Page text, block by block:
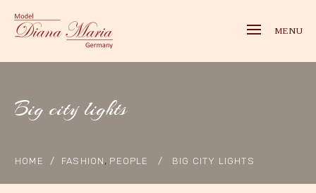
MENU
Big city lights
HOME / FASHION , PEOPLE / BIG CITY LIGHTS